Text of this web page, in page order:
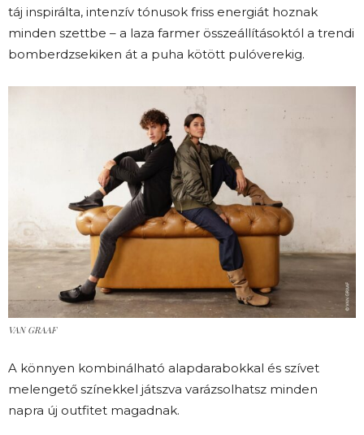
táj inspirálta, intenzív tónusok friss energiát hoznak
minden szettbe – a laza farmer összeállításoktól a trendi
bomberdzsekiken át a puha kötött pulóverekig.
VAN GRAAF
A könnyen kombinálható alapdarabokkal és szívet
melengető színekkel játszva varázsolhatsz minden
napra új outfitet magadnak.